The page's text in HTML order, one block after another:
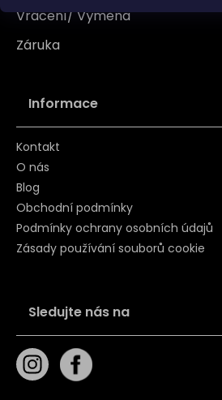
Vrácení/ Výměna
Záruka
Informace
Kontakt
O nás
Blog
Obchodní podmínky
Podmínky ochrany osobních údajů
Zásady používání souborů cookie
Sledujte nás na